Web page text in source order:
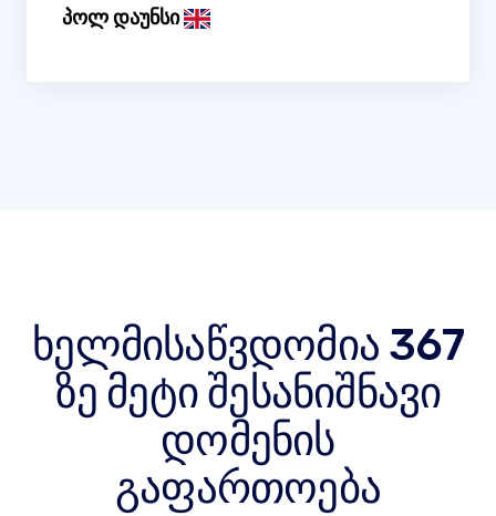
პოლ დაუნსი
ხელმისაწვდომია 367
ზე მეტი შესანიშნავი
დომენის
გაფართოება